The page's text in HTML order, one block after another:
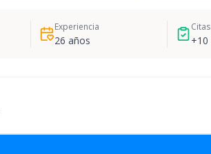
Experiencia
26 años +10